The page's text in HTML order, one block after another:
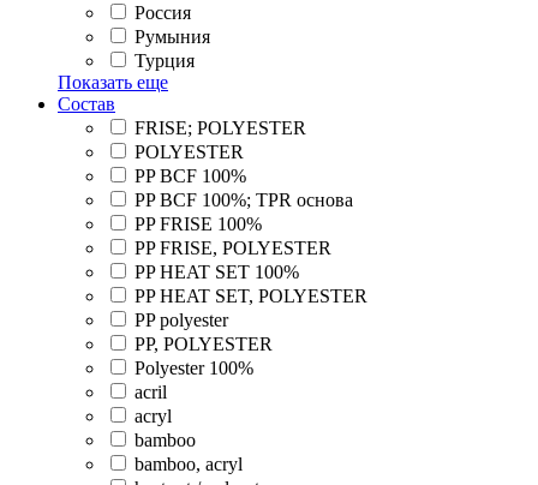
Россия
Румыния
Турция
Показать еще
Состав
FRISE; POLYESTER
POLYESTER
PP BCF 100%
PP BCF 100%; TPR основа
PP FRISE 100%
PP FRISE, POLYESTER
PP HEAT SET 100%
PP HEAT SET, POLYESTER
PP polyester
PP, POLYESTER
Polyester 100%
acril
acryl
bamboo
bamboo, acryl